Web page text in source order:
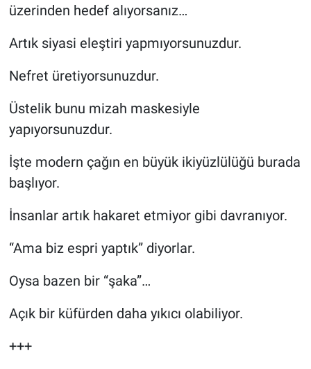
üzerinden hedef alıyorsanız…
Artık siyasi eleştiri yapmıyorsunuzdur.
Nefret üretiyorsunuzdur.
Üstelik bunu mizah maskesiyle
yapıyorsunuzdur.
İşte modern çağın en büyük ikiyüzlülüğü burada
başlıyor.
İnsanlar artık hakaret etmiyor gibi davranıyor.
“Ama biz espri yaptık” diyorlar.
Oysa bazen bir “şaka”…
Açık bir küfürden daha yıkıcı olabiliyor.
+++